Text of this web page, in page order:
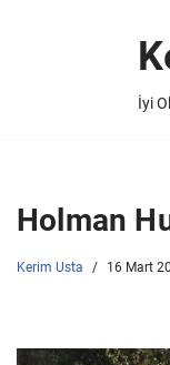
İyi
Holman
Kerim Usta 16 Mart